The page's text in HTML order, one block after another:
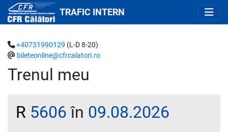
TRAFIC INTERN
Trenul meu
+40731990129 (L-D 8-20)
bileteonline@cfrcalatori.ro
R 5606 în 09.08.2026